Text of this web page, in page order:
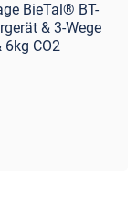
BieTal® BT-
& 3-Wege
6kg CO2